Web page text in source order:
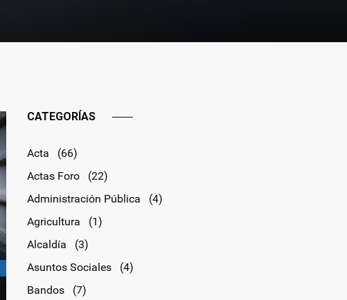
CATEGORÍAS
Acta
(66)
Actas Foro
(22)
Administración Pública
(4)
Agricultura
(1)
Alcaldía
(3)
Asuntos Sociales
(4)
Bandos
(7)